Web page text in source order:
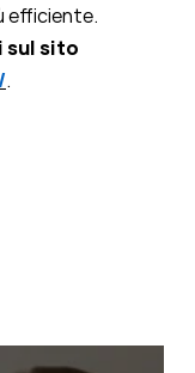
efficiente.
sul sito
.